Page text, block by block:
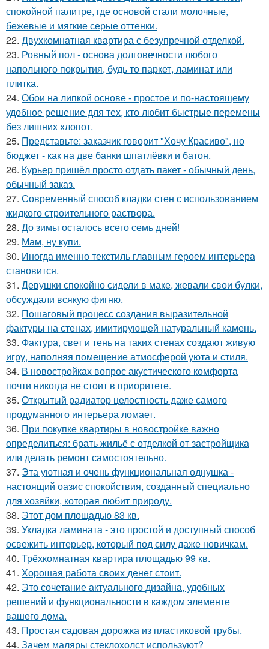
спокойной палитре, где основой стали молочные,
бежевые и мягкие серые оттенки.
22. Двухкомнатная квартира с безупречной отделкой.
23. Ровный пол - основа долговечности любого
напольного покрытия, будь то паркет, ламинат или
плитка.
24. Обои на липкой основе - простое и по-настоящему
удобное решение для тех, кто любит быстрые перемены
без лишних хлопот.
25. Представьте: заказчик говорит "Хочу Красиво", но
бюджет - как на две банки шпатлёвки и батон.
26. Курьер пришёл просто отдать пакет - обычный день,
обычный заказ.
27. Современный способ кладки стен с использованием
жидкого строительного раствора.
28. До зимы осталось всего семь дней!
29. Мам, ну купи.
30. Иногда именно текстиль главным героем интерьера
становится.
31. Девушки спокойно сидели в маке, жевали свои булки,
обсуждали всякую фигню.
32. Пошаговый процесс создания выразительной
фактуры на стенах, имитирующей натуральный камень.
33. Фактура, свет и тень на таких стенах создают живую
игру, наполняя помещение атмосферой уюта и стиля.
34. В новостройках вопрос акустического комфорта
почти никогда не стоит в приоритете.
35. Открытый радиатор целостность даже самого
продуманного интерьера ломает.
36. При покупке квартиры в новостройке важно
определиться: брать жильё с отделкой от застройщика
или делать ремонт самостоятельно.
37. Эта уютная и очень функциональная однушка -
настоящий оазис спокойствия, созданный специально
для хозяйки, которая любит природу.
38. Этот дом площадью 83 кв.
39. Укладка ламината - это простой и доступный способ
освежить интерьер, который под силу даже новичкам.
40. Трёхкомнатная квартира площадью 99 кв.
41. Хорошая работа своих денег стоит.
42. Это сочетание актуального дизайна, удобных
решений и функциональности в каждом элементе
вашего дома.
43. Простая садовая дорожка из пластиковой трубы.
44. Зачем маляры стеклохолст используют?